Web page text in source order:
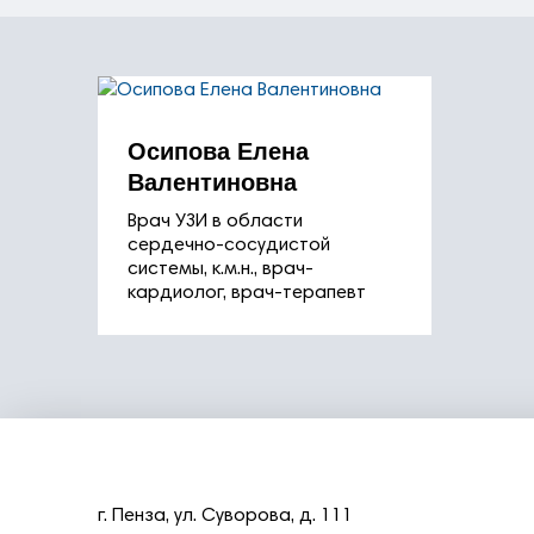
Осипова Елена
Валентиновна
Врач УЗИ в области
сердечно-сосудистой
системы, к.м.н., врач-
кардиолог, врач-терапевт
г. Пенза, ул. Суворова, д. 111